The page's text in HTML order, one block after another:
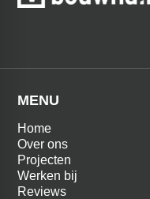
MENU
Home
Over ons
Projecten
Werken bij
Reviews